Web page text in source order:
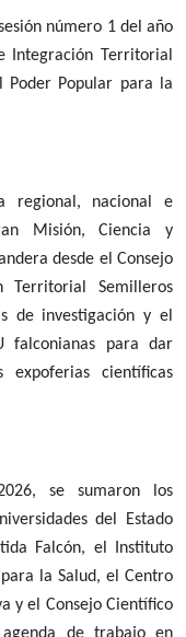
número 1 del año
Integración Territorial
Poder Popular para la
regional, nacional e
Misión, Ciencia y
desde el Consejo
Territorial Semilleros
de investigación y el
falconianas para dar
científicas
se sumaron los
del Estado
Falcón, el Instituto
la Salud, el Centro
y el Consejo Científico